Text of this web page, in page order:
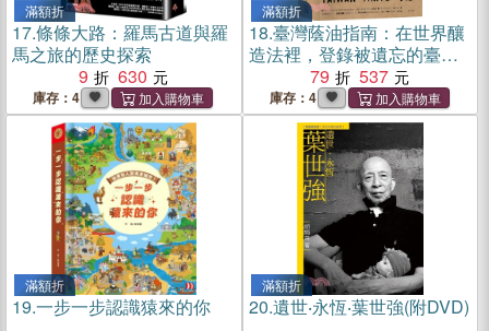
滿額折
17.條條大路：羅馬古道與羅
馬之旅的歷史探索
9
630
庫存：4
滿額折
18.臺灣蔭油指南：在世界釀
造法裡，登錄被遺忘的臺灣
風土滋味79 537
庫存：4
滿額折
19.一步一步認識猿來的你
滿額折
20.遺世‧永恆‧葉世強(附DVD)